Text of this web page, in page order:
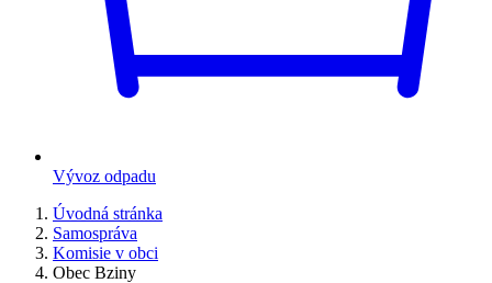
Vývoz odpadu
Úvodná stránka
Samospráva
Komisie v obci
Obec Bziny